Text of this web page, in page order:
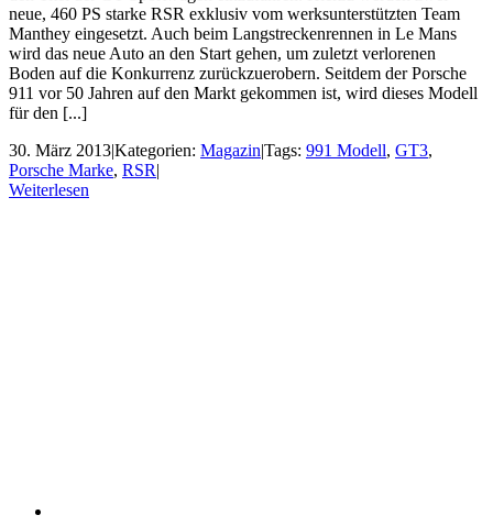
neue, 460 PS starke RSR exklusiv vom werksunterstützten Team
Manthey eingesetzt. Auch beim Langstreckenrennen in Le Mans
wird das neue Auto an den Start gehen, um zuletzt verlorenen
Boden auf die Konkurrenz zurückzuerobern. Seitdem der Porsche
911 vor 50 Jahren auf den Markt gekommen ist, wird dieses Modell
für den [...]
30. März 2013|Kategorien: Magazin|Tags: 991 Modell, GT3,
Porsche Marke, RSR|
Weiterlesen